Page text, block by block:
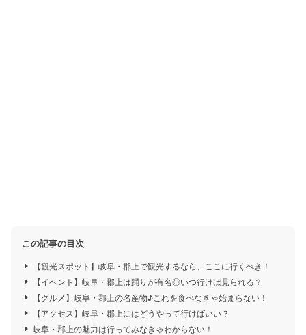
この記事の目次
【観光スポット】岐阜・郡上で観光するなら、ここに行くべき！
【イベント】岐阜・郡上は踊りが有名◎いつ行けば見られる？
【グルメ】岐阜・郡上の名産物♪これを食べなきゃ始まらない！
【アクセス】岐阜・郡上にはどうやって行けばいい？
岐阜・郡上の魅力は行ってみなきゃわからない！